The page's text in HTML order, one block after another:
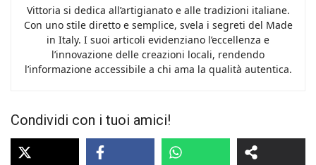
Vittoria si dedica all’artigianato e alle tradizioni italiane.
Con uno stile diretto e semplice, svela i segreti del Made
in Italy. I suoi articoli evidenziano l’eccellenza e
l’innovazione delle creazioni locali, rendendo
l’informazione accessibile a chi ama la qualità autentica.
Condividi con i tuoi amici!